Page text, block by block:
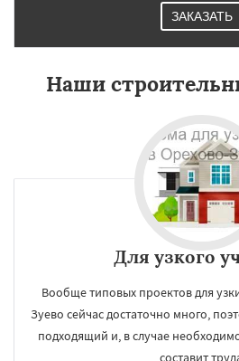
ЗАКАЗАТЬ
Наши
Для узкого
Вообще типовых проектов для
Зуево сейчас достаточно много,
подходящий и, в случае
составит